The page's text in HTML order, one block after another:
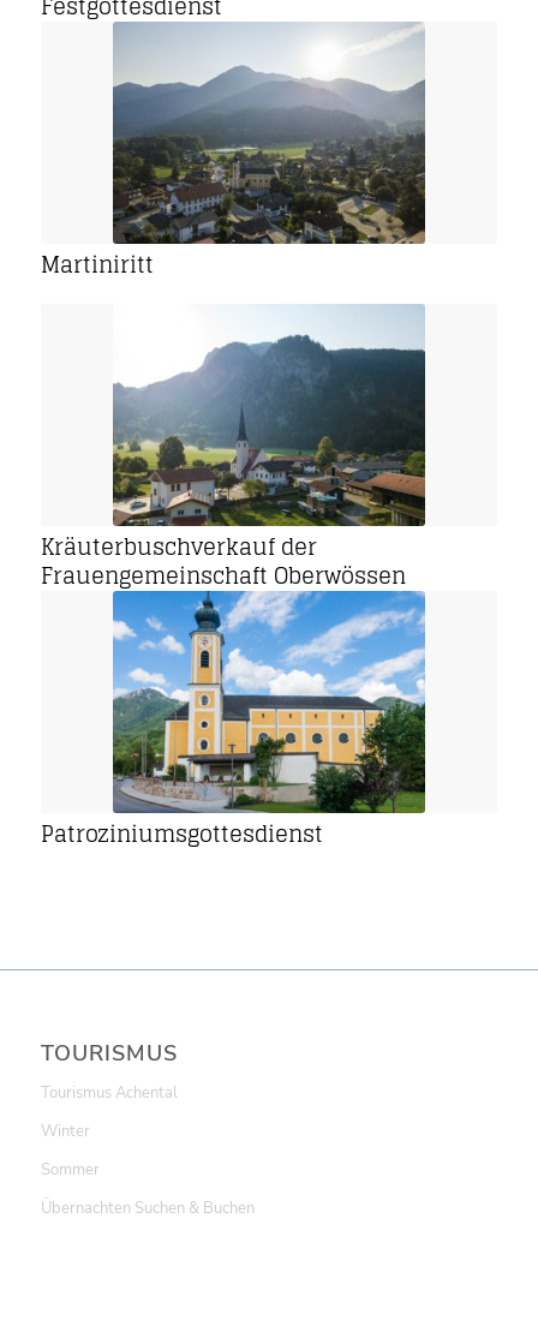
Martiniritt
Kräuterbuschverkauf der
Frauengemeinschaft Oberwössen
Patroziniumsgottesdienst
TOURISMUS
Tourismus Achental
Winter
Sommer
Übernachten Suchen & Buchen